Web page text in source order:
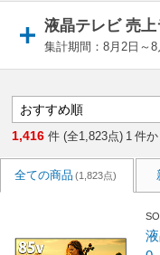
液晶テレビ 売
集計期間：8月2日～8
1,416 件 (全1,823点) 1 件か
全ての商品 (1,823点)